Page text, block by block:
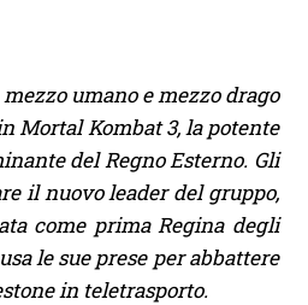
umano e mezzo drago
Mortal Kombat 3, la potente
del Regno Esterno. Gli
il nuovo leader del gruppo,
come prima Regina degli
le sue prese per abbattere
in teletrasporto.